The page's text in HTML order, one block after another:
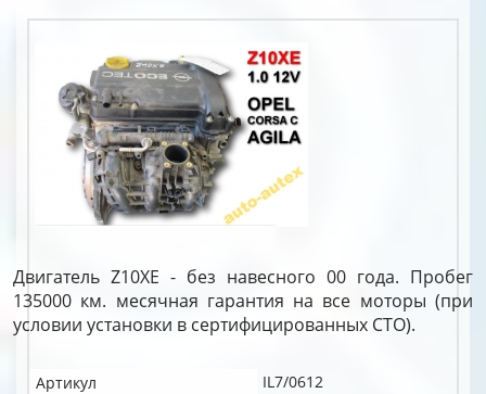
Двигатель Z10XE - без навесного 00 года. Пробег
135000 км. месячная гарантия на все моторы (при
условии установки в сертифицированных СТО).
Артикул
IL7/0612